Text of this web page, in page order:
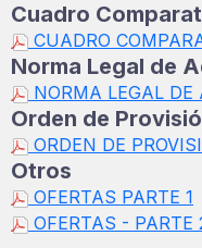
Cuadro
CUADRO
Norma Legal de
NORMA LEGAL DE
Orden de
ORDEN DE
Otros
OFERTAS PARTE 1
OFERTAS - PARTE